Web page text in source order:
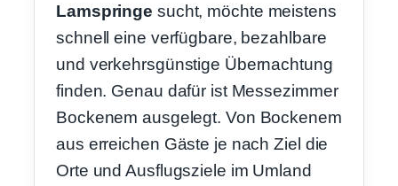
Lamspringe sucht, möchte meistens
schnell eine verfügbare, bezahlbare
und verkehrsgünstige Übernachtung
finden. Genau dafür ist Messezimmer
Bockenem ausgelegt. Von Bockenem
aus erreichen Gäste je nach Ziel die
Orte und Ausflugsziele im Umland